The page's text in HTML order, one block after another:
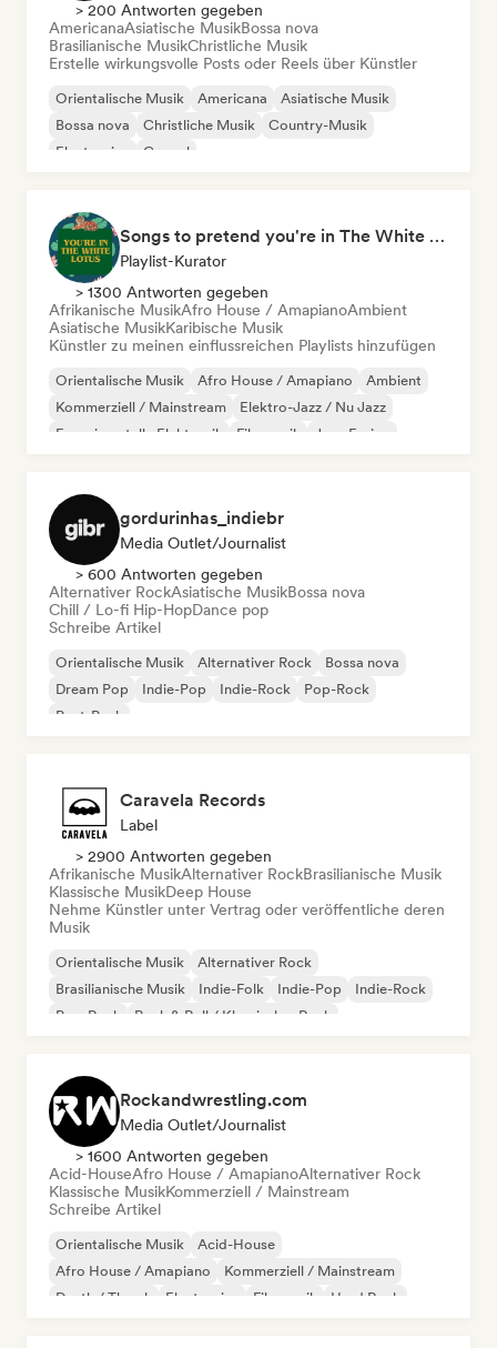
> 200 Antworten gegeben
AmericanaAsiatische MusikBossa nova
Brasilianische MusikChristliche Musik
Erstelle wirkungsvolle Posts oder Reels über Künstler
Orientalische Musik Americana
Asiatische Musik
Bossa nova
Christliche Musik
Country-Musik
Electronica
Gospel
Songs to pretend you're in The White Lotus
Playlist-Kurator
> 1300 Antworten gegeben
Afrikanische MusikAfro House / AmapianoAmbient
Asiatische MusikKaribische Musik
Künstler zu meinen einflussreichen Playlists hinzufügen
Orientalische Musik Afro House / Amapiano
Ambient
Kommerziell / Mainstream
Elektro-Jazz / Nu Jazz
Experimentelle Elektronik
Filmmusik Jazz-Fusion
gordurinhas_indiebr
Media Outlet/Journalist
> 600 Antworten gegeben
Alternativer RockAsiatische MusikBossa nova
Chill / Lo-fi Hip-HopDance pop
Schreibe Artikel
Orientalische Musik Alternativer Rock
Bossa nova
Dream Pop
Indie-Pop Indie-Rock
Pop-Rock
Post-Punk
Caravela Records
Label
> 2900 Antworten gegeben
Afrikanische MusikAlternativer RockBrasilianische Musik
Klassische MusikDeep House
Nehme Künstler unter Vertrag oder veröffentliche deren
Musik
Orientalische Musik
Alternativer Rock
Brasilianische Musik
Indie-Folk Indie-Pop
Indie-Rock
Pop-Rock
Rock & Roll / Klassischer Rock
Rockandwrestling.com
Media Outlet/Journalist
> 1600 Antworten gegeben
Acid-HouseAfro House / AmapianoAlternativer Rock
Klassische MusikKommerziell / Mainstream
Schreibe Artikel
Orientalische Musik
Acid-House
Afro House / Amapiano
Kommerziell / Mainstream
Death / Thrash
Electronica Filmmusik Hard Rock